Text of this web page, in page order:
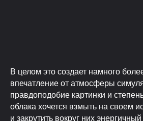
В целом это создает намного
впечатление от атмосферы
правдоподобие картинки и
облака хочется взмыть на своем
и закрутить вокруг них